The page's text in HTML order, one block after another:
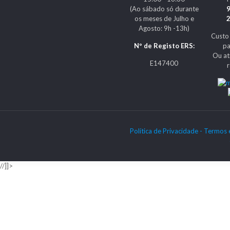
(Ao sábado só durante
os meses de Julho e
Agosto: 9h -13h)
Nº de Registo ERS:
E147400
Ou
Política de Privacidade - Termos
//]]>